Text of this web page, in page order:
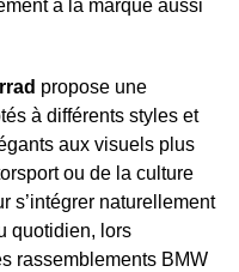
à la marque aussi
propose une
à différents styles et
aux visuels plus
ou de la culture
s’intégrer naturellement
quotidien, lors
rassemblements BMW